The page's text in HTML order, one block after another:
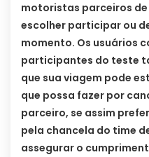
motoristas parceiros
escolher participar ou
momento. Os usuários
participantes do teste
que sua viagem pode
que possa fazer por
parceiro, se assim
pela chancela do time
assegurar o